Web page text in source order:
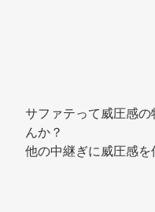
サファテって威圧感
んか？
他の中継ぎに威圧感